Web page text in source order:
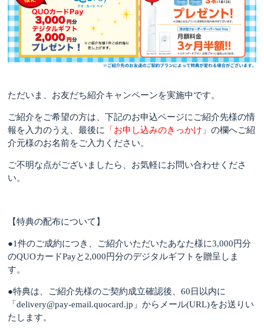
ただいま、お友だち紹介キャンペーンを実施中です。
ご紹介をご希望の方は、下記のお申込ページにご紹介先様の情
報を入力のうえ、最後に
「お申し込みのきっかけ」の欄へご紹
介元様のお名前をご入力ください。
ご不明な点がございましたら、お気軽にお問い合わせくださ
い。
【特典の配布について】
●1件のご成約につき、ご紹介いただいたあなた様に3,000円分
のQUOカードPayと2,000円分のデジタルギフトを贈呈しま
す。
●特典は、ご紹介先様のご契約成立確認後、60日以内に
「delivery@pay-email.quocard.jp」からメール(URL)をお送りい
たします。